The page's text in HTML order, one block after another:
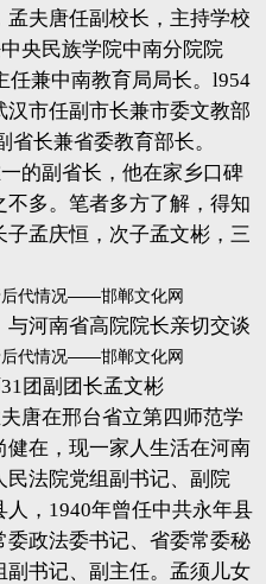
夫唐任副校长，主持学校
央民族学院中南分院院
任兼中南教育局局长。l954
市任副市长兼市委文教部
长兼省委教育部长。
的副省长，他在家乡口碑
多。笔者多方了解，得知
孟庆恒，次子孟文彬，三
河南省高院院长亲切交谈
团副团长孟文彬
唐在邢台省立第四师范学
在，现一家人生活在河南
法院党组副书记、副院
，1940年曾任中共永年县
政法委书记、省委常委秘
书记、副主任。孟须儿女